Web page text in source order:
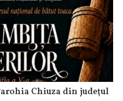
Chiuza din judeţul